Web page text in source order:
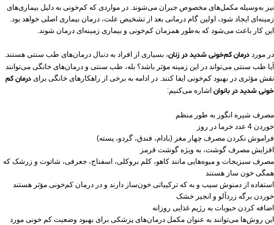
نیز به‌وسیله مکمل‌های مخصوص جبران می‌شوند. در مواردی که کم‌خونی به دلیل بیماری‌های
زمینه‌ای ایجاد شود، اولین گام درمانی بعد از تشخیص علت، درمان بیماری اصلی خواهد بود.
این کار باعث می‌شود که به‌طور همزمان کم‌خونی و بیماری زمینه‌ای درمان شوند.
در مورد درمان کم‌خونی شدید در زنان، بسیاری از افراد به دنبال درمان‌های طب سنتی هستند.
آیا طب سنتی می‌تواند در این زمینه مؤثر باشد؟ بله، طب سنتی و درمان‌های خانگی می‌توانند
نقش مؤثری در بهبود کم‌خونی ایفا کنند. در ادامه به برخی از راهکارهای خانگی برای درمان کم
خونی شدید در بانوان اشاره می‌کنیم:
مصرف شیره انگور به‌ طور منظم
خوردن 4 عدد خرما در روز
فراموش نکردن مصرف چهار مغز (بادام، فندق، گردو، پسته)
افزایش مصرف گوشت، به‌ ویژه گوشت قرمز
مصرف سبزیجات و میوه‌هایی مانند کاهو، کلم بروکلی، اسفناج، جعرفی، شاتوت و زرشک که
همگی خون‌ ساز هستند
استفاده از دمنوش سیب و به که ترکیباتی خون‌ساز دارند و در درمان کم‌خونی مؤثر هستند
خوردن برگه زردآلو و انجیر خشک
اضافه کردن حبوبات به رژیم غذایی روزانه
این روش‌ها می‌توانند به عنوان مکمل درمان‌های پزشکی برای بهبود وضعیت کم‌ خونی مورد